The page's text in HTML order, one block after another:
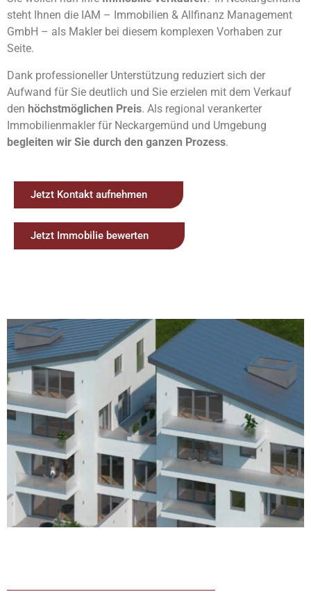
steht Ihnen die IAM – Immobilien & Allfinanz Management
GmbH – als Makler bei diesem komplexen Vorhaben zur
Seite.
Dank professioneller Unterstützung reduziert sich der
Aufwand für Sie deutlich und Sie erzielen mit dem Verkauf
den höchstmöglichen Preis. Als regional verankerter
Immobilienmakler für Neckargemünd und Umgebung
begleiten wir Sie durch den ganzen Prozess.
Jetzt Kontakt aufnehmen
Jetzt Immobilie bewerten